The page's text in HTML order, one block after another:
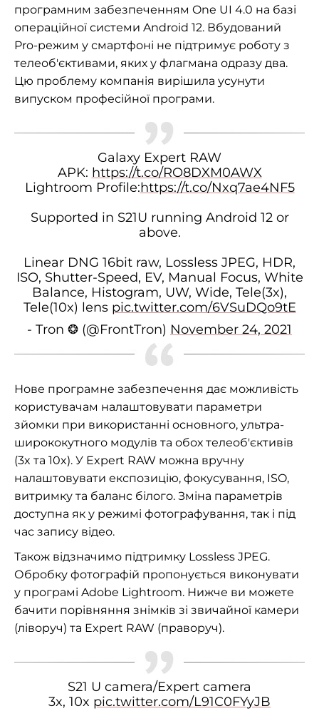
програмним забезпеченням One UI 4.0 на базі
операційної системи Android 12. Вбудований
Pro-режим у смартфоні не підтримує роботу з
телеоб'єктивами, яких у флагмана одразу два.
Цю проблему компанія вирішила усунути
випуском професійної програми.
Galaxy Expert RAW
APK: https://t.co/RO8DXM0AWX
Lightroom Profile:https://t.co/Nxq7ae4NF5
Supported in S21U running Android 12 or
above.
Linear DNG 16bit raw, Lossless JPEG, HDR,
ISO, Shutter-Speed, EV, Manual Focus, White
Balance, Histogram, UW, Wide, Tele(3x),
Tele(10x) lens pic.twitter.com/6VSuDQo9tE
- Tron ❂ (@FrontTron) November 24, 2021
Нове програмне забезпечення дає можливість
користувачам налаштовувати параметри
зйомки при використанні основного, ультра-
ширококутного модулів та обох телеоб'єктивів
(3x та 10x). У Expert RAW можна вручну
налаштовувати експозицію, фокусування, ISO,
витримку та баланс білого. Зміна параметрів
доступна як у режимі фотографування, так і під
час запису відео.
Також відзначимо підтримку Lossless JPEG.
Обробку фотографій пропонується виконувати
у програмі Adobe Lightroom. Нижче ви можете
бачити порівняння знімків зі звичайної камери
(ліворуч) та Expert RAW (праворуч).
S21 U camera/Expert camera
3x, 10x pic.twitter.com/L91C0FYyJB